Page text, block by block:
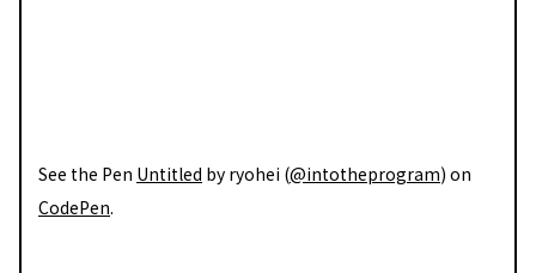
See the Pen Untitled by ryohei (@intotheprogram) on
CodePen.